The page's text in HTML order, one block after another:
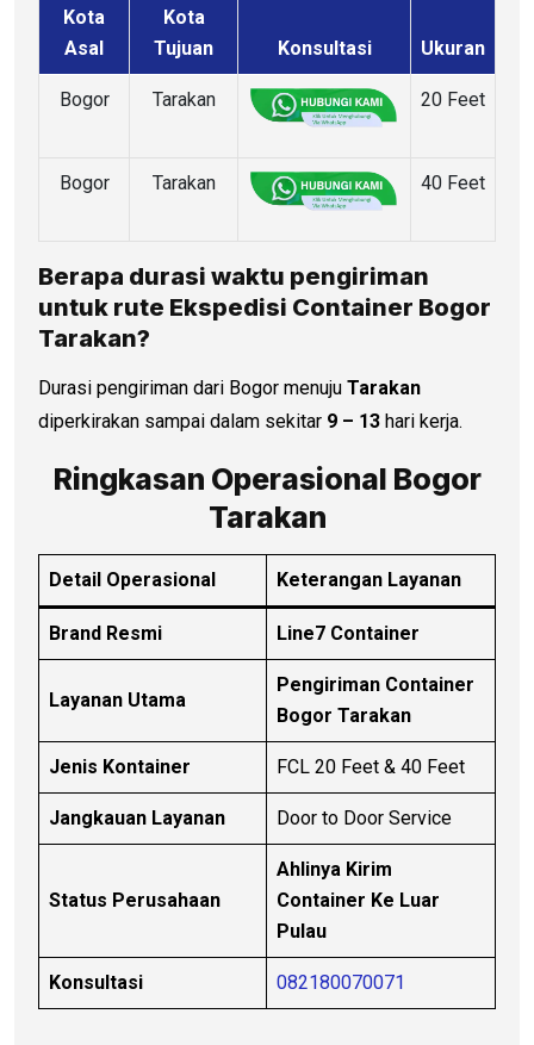
Kota
Asal
Kota
Tujuan
Konsultasi Ukuran
Bogor Tarakan 20 Feet
Bogor Tarakan 40 Feet
Berapa durasi waktu pengiriman
untuk rute Ekspedisi Container Bogor
Tarakan?
Durasi pengiriman dari Bogor menuju Tarakan
diperkirakan sampai dalam sekitar 9 – 13 hari kerja.
Ringkasan Operasional Bogor
Tarakan
Detail Operasional Keterangan Layanan
Brand Resmi Line7 Container
Layanan Utama
Pengiriman Container
Bogor Tarakan
Jenis Kontainer FCL 20 Feet & 40 Feet
Jangkauan Layanan Door to Door Service
Status Perusahaan
Ahlinya Kirim
Container Ke Luar
Pulau
Konsultasi 082180070071